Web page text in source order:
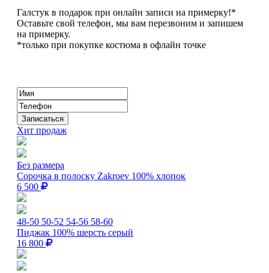
Галстук в подарок при онлайн записи на примерку!*
Оставьте свой телефон, мы вам перезвоним и запишем
на примерку.
*только при покупке костюма в офлайн точке
Хит продаж
Без размера
Сорочка в полоску Zakroev 100% хлопок
6 500
48-50 50-52 54-56 58-60
Пиджак 100% шерсть серый
16 800